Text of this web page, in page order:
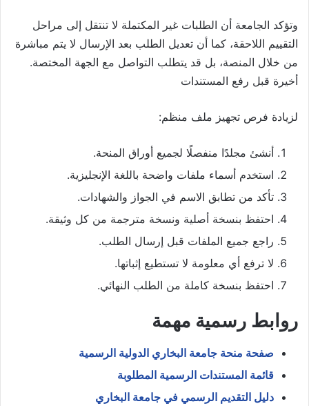
وتؤكد الجامعة أن الطلبات غير المكتملة لا تنتقل إلى مراحل
التقييم اللاحقة، كما أن تعديل الطلب بعد الإرسال لا يتم مباشرة
من خلال المنصة، بل قد يتطلب التواصل مع الجهة المختصة.
أخيرة قبل رفع المستندات
لزيادة فرص تجهيز ملف منظم:
أنشئ مجلدًا منفصلًا لجميع أوراق المنحة.
استخدم أسماء ملفات واضحة باللغة الإنجليزية.
تأكد من تطابق الاسم في الجواز والشهادات.
احتفظ بنسخة أصلية ونسخة مترجمة من كل وثيقة.
راجع جميع الملفات قبل إرسال الطلب.
لا ترفع أي معلومة لا تستطيع إثباتها.
احتفظ بنسخة كاملة من الطلب النهائي.
روابط رسمية مهمة
صفحة منحة جامعة البخاري الدولية الرسمية
قائمة المستندات الرسمية المطلوبة
دليل التقديم الرسمي في جامعة البخاري